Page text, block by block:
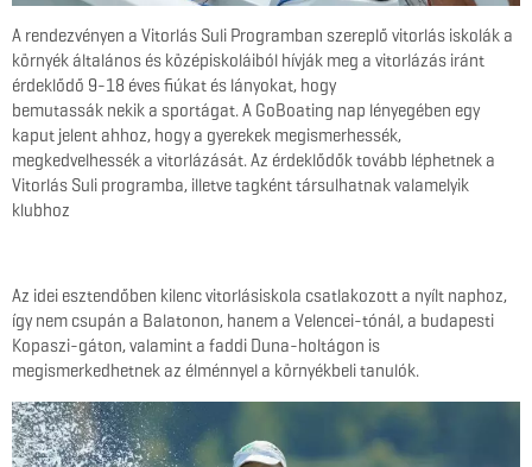
A rendezvényen a Vitorlás Suli Programban szereplő vitorlás iskolák a
környék általános és középiskoláiból hívják meg a vitorlázás iránt
érdeklődő 9-18 éves fiúkat és lányokat, hogy
bemutassák nekik a sportágat. A GoBoating nap lényegében egy
kaput jelent ahhoz, hogy a gyerekek megismerhessék,
megkedvelhessék a vitorlázását. Az érdeklődők tovább léphetnek a
Vitorlás Suli programba, illetve tagként társulhatnak valamelyik
klubhoz
Az idei esztendőben kilenc vitorlásiskola csatlakozott a nyílt naphoz,
így nem csupán a Balatonon, hanem a Velencei-tónál, a budapesti
Kopaszi-gáton, valamint a faddi Duna-holtágon is
megismerkedhetnek az élménnyel a környékbeli tanulók.